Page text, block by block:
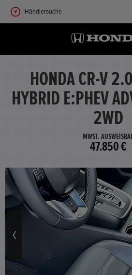
Händlersuche
HONDA CR-V
HYBRID E:PHEV
2WD
MWST.
47.850 €